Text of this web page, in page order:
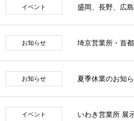
イベント 盛岡、長野、広
お知らせ 埼京営業所・首
お知らせ 夏季休業のお知
イベント いわき営業所 展